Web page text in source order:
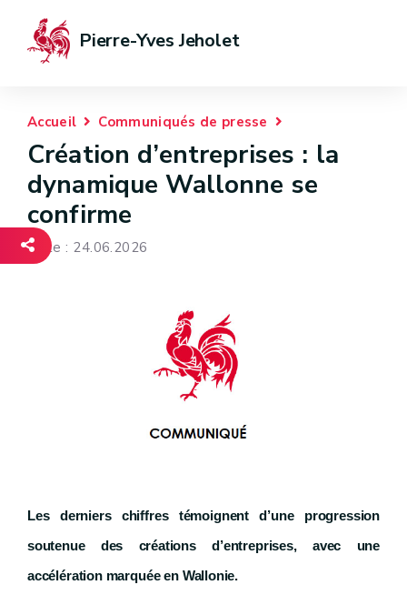
Pierre-Yves Jeholet
Accueil Communiqués de presse
Création d’entreprises : la
dynamique Wallonne se
confirme
Date : 24.06.2026
Les derniers chiffres témoignent d’une progression
soutenue des créations d’entreprises, avec une
accélération marquée en Wallonie.